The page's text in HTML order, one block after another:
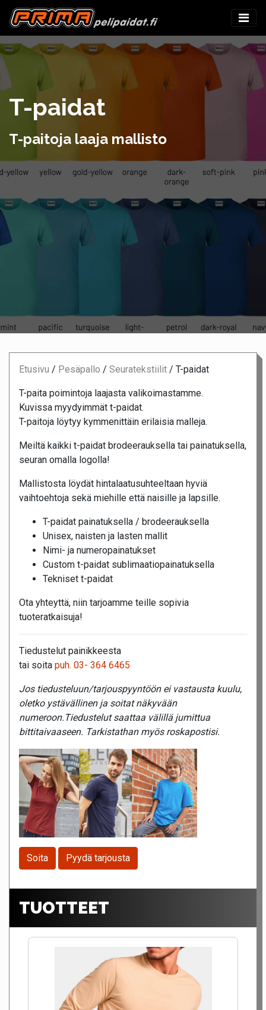
T-paidat
T-paitoja laaja mallisto
Etusivu / Pesäpallo / Seuratekstiilit / T-paidat
T-paita poimintoja laajasta valikoimastamme.
Kuvissa myydyimmät t-paidat.
T-paitoja löytyy kymmenittäin erilaisia malleja.
Meiltä kaikki t-paidat brodeerauksella tai painatuksella,
seuran omalla logolla!
Mallistosta löydät hintalaatusuhteeltaan hyviä
vaihtoehtoja sekä miehille että naisille ja lapsille.
T-paidat painatuksella / brodeerauksella
Unisex, naisten ja lasten mallit
Nimi- ja numeropainatukset
Custom t-paidat sublimaatiopainatuksella
Tekniset t-paidat
Ota yhteyttä, niin tarjoamme teille sopivia
tuoteratkaisuja!
Tiedustelut painikkeesta
tai soita puh. 03- 364 6465
Jos tiedusteluun/tarjouspyyntöön ei vastausta kuulu,
oletko ystävällinen ja soitat näkyvään
numeroon.Tiedustelut saattaa välillä jumittua
bittitaivaaseen. Tarkistathan myös roskapostisi.
Soita Pyydä tarjousta
TUOTTEET